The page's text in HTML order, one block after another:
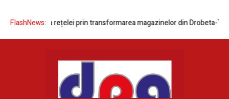
FlashNews:rețelei prin transformarea magazinelor din Drobeta-